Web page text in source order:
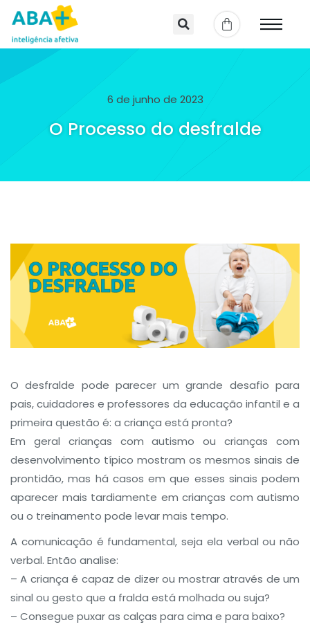
6 de junho de 2023
O Processo do desfralde
O desfralde pode parecer um grande desafio para
pais, cuidadores e professores da educação infantil e a
primeira questão é: a criança está pronta?
Em geral crianças com autismo ou crianças com
desenvolvimento típico mostram os mesmos sinais de
prontidão, mas há casos em que esses sinais podem
aparecer mais tardiamente em crianças com autismo
ou o treinamento pode levar mais tempo.
A comunicação é fundamental, seja ela verbal ou não
verbal. Então analise:
– A criança é capaz de dizer ou mostrar através de um
sinal ou gesto que a fralda está molhada ou suja?
– Consegue puxar as calças para cima e para baixo?